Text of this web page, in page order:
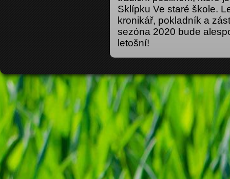
Sklípku Ve staré škole.
kronikář, pokladník a
sezóna 2020 bude
letošní!